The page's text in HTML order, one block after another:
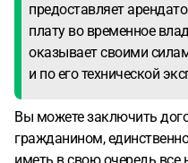
предоставляет
плату во временное
оказывает своими
и по его технической
Вы можете заключить
гражданином,